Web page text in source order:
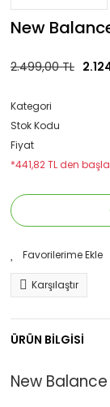
New
2.499,00 TL
Kategori
Stok Kodu
Fiyat
*441,82 TL den
Karşılaştır
ÜRÜN BİLGİSİ
New